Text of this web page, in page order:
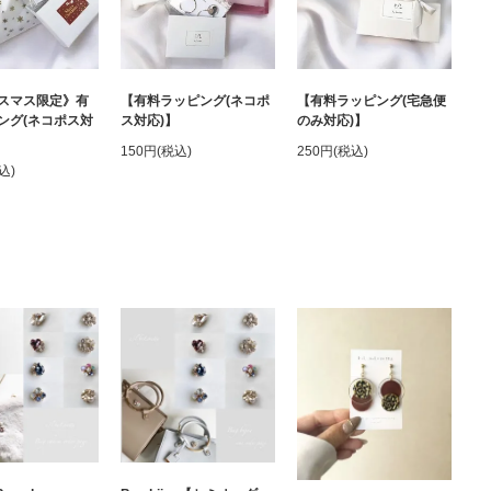
マス限定》有
グ(ネコポス対
)
【有料ラッピング(ネコポ
ス対応)】
150円(税込)
【有料ラッピング(宅急便
のみ対応)】
250円(税込)